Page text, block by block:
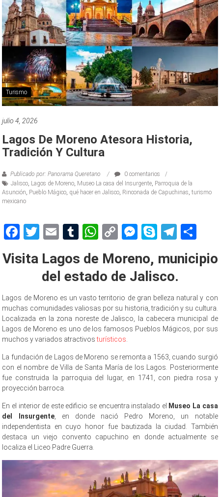
Turismo
julio 4, 2026
Lagos De Moreno Atesora Historia,
Tradición Y Cultura
Publicado por: Panorama Queretano
0 comentarios
Jalisco Lagos de Moreno Museo La casa del Insurgente Parroquia de la
Asunción Pueblo Mágico qué hacer en Jalisco Rinconada de Capuchinas ,turismo
mexicano
Facebook
Twitter
EmailTumblr
WhatsApp
CopyMessenger
Skype
Visita Lagos de Moreno, municipio
del estado de Jalisco.
Lagos de Moreno es un vasto territorio de gran belleza natural y con
muchas comunidades valiosas por su historia, tradición y su cultura.
Localizada en la zona noreste de Jalisco, la cabecera municipal de
Lagos de Moreno es uno de los famosos Pueblos Mágicos, por sus
muchos y variados atractivosturísticos
La fundación de Lagos de Moreno se remonta a 1563, cuando surgió
con el nombre de Villa de Santa María de los Lagos. Posteriormente
fue construida la parroquia del lugar, en 1741, con piedra rosa y
proyección barroca.
En el interior de este edificio se encuentra instalado el Museo La casa
del Insurgente, en donde nació Pedro Moreno, un notable
independentista en cuyo honor fue bautizada la ciudad. También
destaca un viejo convento capuchino en donde actualmente se
localiza el Liceo Padre Guerra.